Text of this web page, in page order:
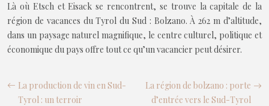
Là où Etsch et Eisack se rencontrent, se trouve la capitale de la
région de vacances du Tyrol du Sud : Bolzano. À 262 m d’altitude,
dans un paysage naturel magnifique, le centre culturel, politique et
économique du pays offre tout ce qu’un vacancier peut désirer.
La production de vin en Sud-
Tyrol : un terroir
La région de bolzano : porte
d’entrée vers le Sud-Tyrol